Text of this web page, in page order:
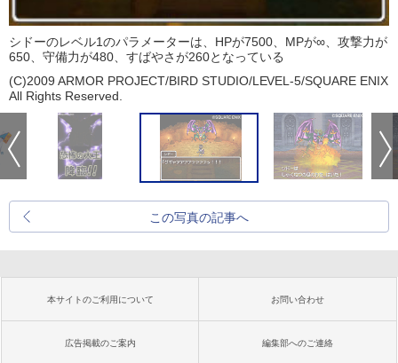
シドーのレベル1のパラメーターは、HPが7500、MPが∞、攻撃力が
650、守備力が480、すばやさが260となっている
(C)2009 ARMOR PROJECT/BIRD STUDIO/LEVEL-5/SQUARE ENIX
All Rights Reserved.
この写真の記事へ
本サイトのご利用について お問い合わせ
広告掲載のご案内 編集部へのご連絡